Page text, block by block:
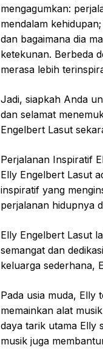
mengagumkan:
mendalam
dan bagaimana dia
ketekunan. Berbeda
merasa lebih
Jadi, siapkah Anda
dan selamat
Engelbert Lasut
Perjalanan Inspiratif
Elly Engelbert Lasut
inspiratif yang
perjalanan hidupnya
Elly Engelbert Lasut
semangat dan
keluarga sederhana,
Pada usia muda, Elly
memainkan alat
daya tarik utama Elly
musik juga